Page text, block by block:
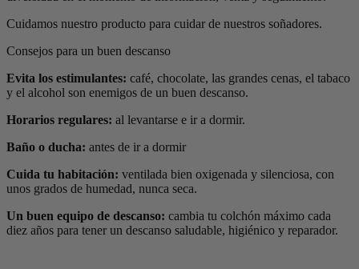
Cuidamos nuestro producto para cuidar de nuestros soñadores.
Consejos para un buen descanso
Evita los estimulantes: café, chocolate, las grandes cenas, el tabaco
y el alcohol son enemigos de un buen descanso.
Horarios regulares: al levantarse e ir a dormir.
Baño o ducha: antes de ir a dormir
Cuida tu habitación: ventilada bien oxigenada y silenciosa, con
unos grados de humedad, nunca seca.
Un buen equipo de descanso: cambia tu colchón máximo cada
diez años para tener un descanso saludable, higiénico y reparador.